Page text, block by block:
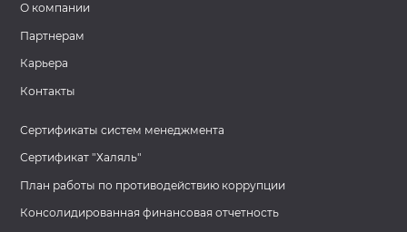
О компании
Партнерам
Карьера
Контакты
Сертификаты систем менеджмента
Сертификат "Халяль"
План работы по противодействию коррупции
Консолидированная финансовая отчетность